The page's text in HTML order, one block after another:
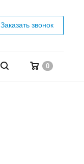
Заказать звонок
0